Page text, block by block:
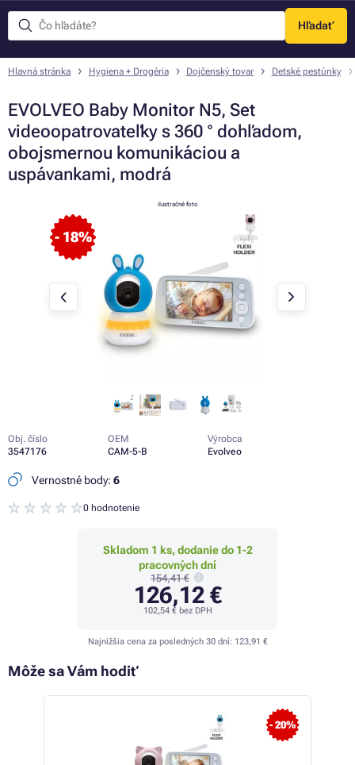
Hľadať
Menu
Hlavná stránka Hygiena + Drogéria Dojčenský tovar Detské pestúnky
EVOLVEO Baby Monitor N5, Set
videoopatrovateľky s 360 ° dohľadom,
obojsmernou komunikáciou a
uspávankami, modrá
- 18%
ilustračné foto
Obj. číslo
3547176
OEM
CAM-5-B
Výrobca
Evolveo
Vernostné body: 6
0 hodnotenie
Skladom 1 ks, dodanie do 1-2
pracovných dní
154,41 €
126,12 €
102,54 €bez DPH
Najnižšia cena za posledných 30 dní: 123,91 €
Môže sa Vám hodiť
- 20%